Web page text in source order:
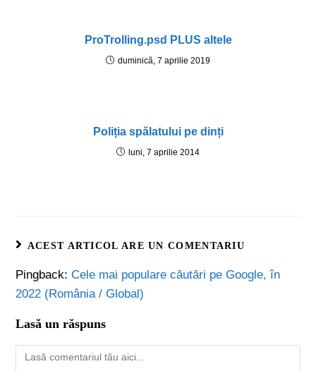
ProTrolling.psd PLUS altele
duminică, 7 aprilie 2019
Poliția spălatului pe dinți
luni, 7 aprilie 2014
ACEST ARTICOL ARE UN COMENTARIU
Pingback:Cele mai populare căutări pe Google, în
2022 (România / Global)
Lasă un răspuns